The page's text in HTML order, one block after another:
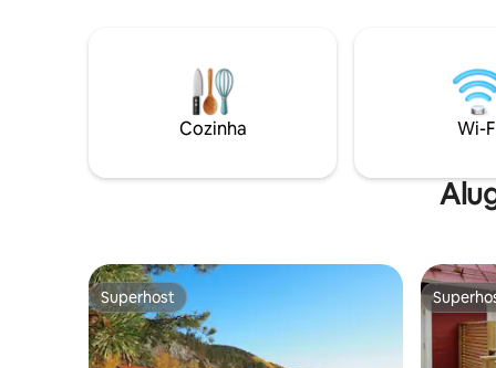
Estação de trem 2,5 km Ônibus 300 m
Norrköping 25 km Roupas de cama,
toalhas e limpeza não estão incluídas.
adicional. A casa de barco pode ser
onde
minutos
um dia.
Cozinha Wi-
Superhost
Superhost